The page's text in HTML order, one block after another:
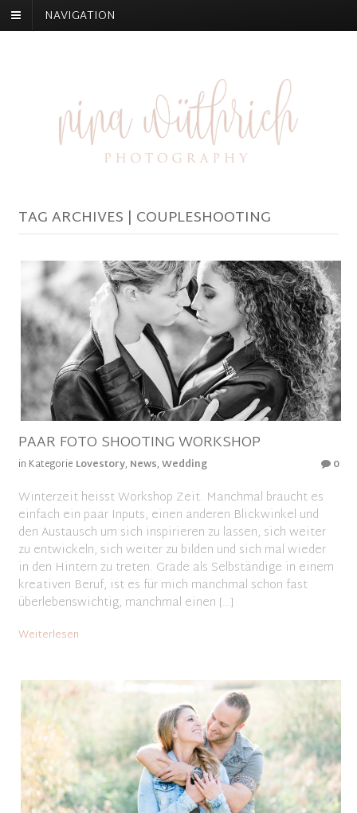
NAVIGATION
TAG ARCHIVES | COUPLESHOOTING
PAAR FOTO SHOOTING WORKSHOP
in Kategorie Lovestory, News,Wedding 0
Winterzeit heisst Workshop Zeit. Manchmal braucht es
einfach ein paar Inputs, einen anderen Blickwinkel und
den Austausch um sich inspirieren zu lassen, sich weiter
zu entwickeln, sich weiter zu bilden und sich mal wieder
in den Hintern zu treten. Grade als Selbständige in einem
kreativen Beruf, ist es für mich manchmal schon fast
überlebenswichtig, manchmal einen […]
Weiterlesen